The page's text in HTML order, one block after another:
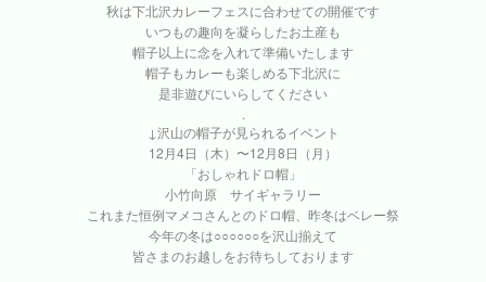
秋は下北沢カレーフェスに合わせての開催です
いつもの趣向を凝らしたお土産も
帽子以上に念を入れて準備いたします
帽子もカレーも楽しめる下北沢に
是非遊びにいらしてください
.
↓沢山の帽子が見られるイベント
12月4日（木）〜12月8日（月）
「おしゃれドロ帽」
小竹向原 サイギャラリー
これまた恒例マメコさんとのドロ帽、昨冬はベレー祭
今年の冬は○○○○○○を沢山揃えて
皆さまのお越しをお待ちしております